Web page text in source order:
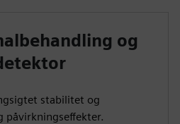
og
stabilitet og
påvirkningseffekter.